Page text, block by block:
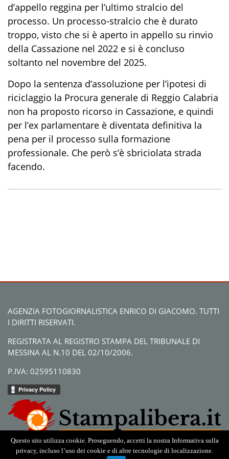
d’appello reggina per l’ultimo stralcio del
processo. Un processo-stralcio che è durato
troppo, visto che si è aperto in appello su rinvio
della Cassazione nel 2022 e si è concluso
soltanto nel novembre del 2025.
Dopo la sentenza d’assoluzione per l’ipotesi di
riciclaggio la Procura generale di Reggio Calabria
non ha proposto ricorso in Cassazione, e quindi
per l’ex parlamentare è diventata definitiva la
pena per il processo sulla formazione
professionale. Che però s’è sbriciolata strada
facendo.
AGENZIA FOTOGIORNALISTICA ENRICO DI GIACOMO. TUTTI
I DIRITTI RISERVATI.
REGISTRATA AL REGISTRO STAMPA DEL TRIBUNALE DI
MESSINA AL N.10 DEL 02/10/2006.
P.IVA: 02595110830
Questo sito utilizza cookie. Proseguendo, accetti la nostra Informativa sulla
privacy, incluso l’uso dei cookie e di altre tecnologie di localizzazione.